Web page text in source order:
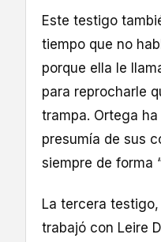
Este testigo
tiempo que no
porque ella le
para reprocharle
trampa. Ortega
presumía de sus
siempre de forma
La tercera
trabajó con Leire